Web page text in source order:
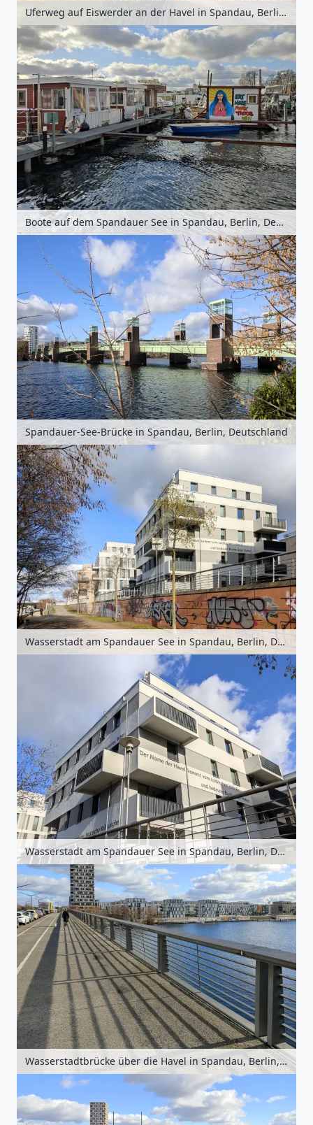
Uferweg auf Eiswerder an der Havel in Spandau, Berlin, Deutschland
Boote auf dem Spandauer See in Spandau, Berlin, Deutschland
Spandauer-See-Brücke in Spandau, Berlin, Deutschland
Wasserstadt am Spandauer See in Spandau, Berlin, Deutschland
Wasserstadt am Spandauer See in Spandau, Berlin, Deutschland
Wasserstadtbrücke über die Havel in Spandau, Berlin, Deutschland